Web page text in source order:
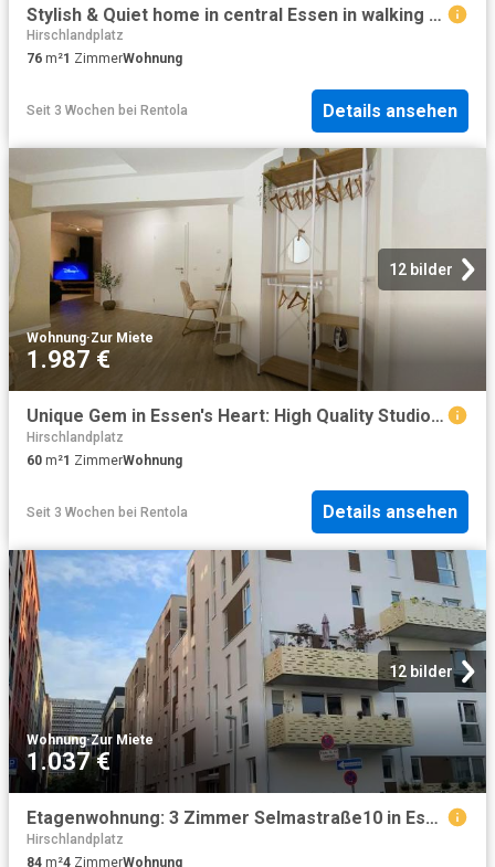
Stylish & Quiet home in central Essen in walking distance to main station rely furbished in 2022, Essen Amsterdam Apartments for Rent
Hirschlandplatz
76 m²1 ZimmerWohnung
Seit 3 Wochen bei Rentola Details ansehen
12 bilder
Wohnung·Zur Miete
1.987 €
Unique Gem in Essen's Heart: High Quality Studio Apartment in Former Air Raid Bunker!, Essen Amsterdam Apartments for Rent
Hirschlandplatz
60 m²1 ZimmerWohnung
Seit 3 Wochen bei Rentola Details ansehen
12 bilder
Wohnung·Zur Miete
1.037 €
Etagenwohnung: 3 Zimmer Selmastraße10 in Essen Vivawest GmbH
Hirschlandplatz
84 m²4 ZimmerWohnung